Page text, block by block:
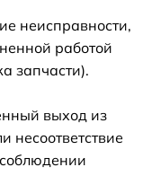
неисправности,
работой
запчасти).
выход из
несоответствие